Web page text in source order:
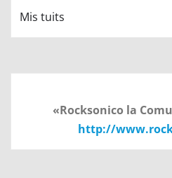
Mis tuits
«Rocksonico la
http://